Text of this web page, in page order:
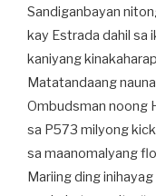
Sandiganbayan
kay Estrada dahil sa
kaniyang
Matatandaang
Ombudsman noong
sa P573 milyong
sa maanomalyang
Mariing ding